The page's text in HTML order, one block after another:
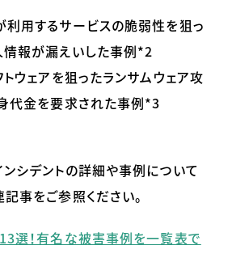
利用するサービスの脆弱性を狙っ
情報が漏えいした事例*2
ウェアを狙ったランサムウェア攻
代金を要求された事例*3
ンシデントの詳細や事例について
事をご参照ください。
選！有名な被害事例を一覧表で